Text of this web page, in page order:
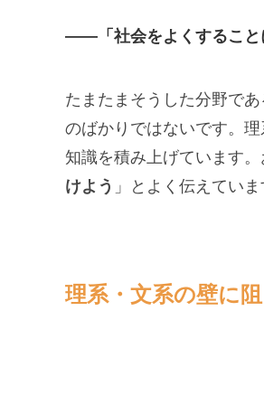
——「社会をよくすること
たまたまそうした分野で
のばかりではないです。
知識を積み上げています
けよう 」とよく伝えてい
理系・文系の壁に